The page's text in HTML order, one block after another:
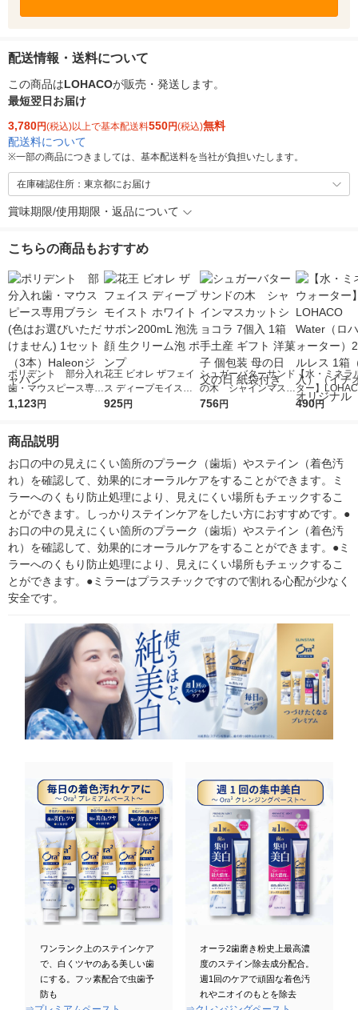
配送情報・送料について
この商品はLOHACOが販売・発送します。
最短翌日お届け
3,780円(税込)以上で基本配送料550円(税込)無料
配送料について
※一部の商品につきましては、基本配送料を当社が負担いたします。
在庫確認住所：東京都にお届け
賞味期限/使用期限・返品について
こちらの商品もおすすめ
ポリデント 部分入れ
歯・マウスピース専用
ブラシ (色はお選びい
パン
1,123円
花王 ビオレ ザフェイ
ス ディープモイスト
ホワイトサボン200m
925円
シュガーバターサンド
の木 シャインマスカ
ットショコラ 7個入 1
756円
【水・ミネラ
ター】
r（ロハコウ
490円
商品説明
お口の中の見えにくい箇所のプラーク（歯垢）やステイン（着色汚
れ）を確認して、効果的にオーラルケアをすることができます。ミ
ラーへのくもり防止処理により、見えにくい場所もチェックするこ
とができます。しっかりステインケアをしたい方におすすめです。●
お口の中の見えにくい箇所のプラーク（歯垢）やステイン（着色汚
れ）を確認して、効果的にオーラルケアをすることができます。●ミ
ラーへのくもり防止処理により、見えにくい場所もチェックするこ
とができます。●ミラーはプラスチックですので割れる心配が少なく
安全です。
ワンランク上のステインケア
で、白くツヤのある美しい歯
にする。フッ素配合で虫歯予
防も
オーラ2歯磨き粉史上最高濃
度のステイン除去成分配合。
週1回のケアで頑固な着色汚
れやニオイのもとを除去